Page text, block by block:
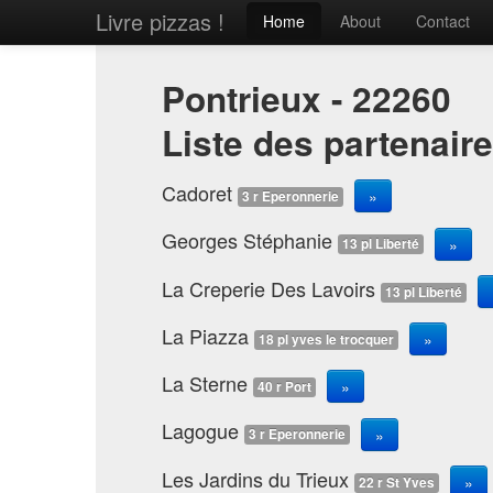
Livre pizzas ! Home About Contact
Pontrieux - 22260
Liste des
Cadoret 3 r Eperonnerie »
Georges Stéphanie 13 pl Liberté »
La Creperie Des Lavoirs 13 pl Liberté
La Piazza 18 pl yves le trocquer »
La Sterne 40 r Port »
Lagogue 3 r Eperonnerie »
Les Jardins du Trieux 22 r St Yves »